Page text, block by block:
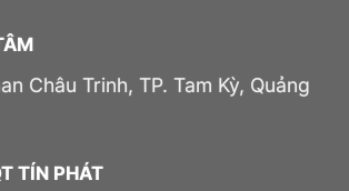
Châu Trinh, TP. Tam Kỳ, Quảng
TÍN PHÁT